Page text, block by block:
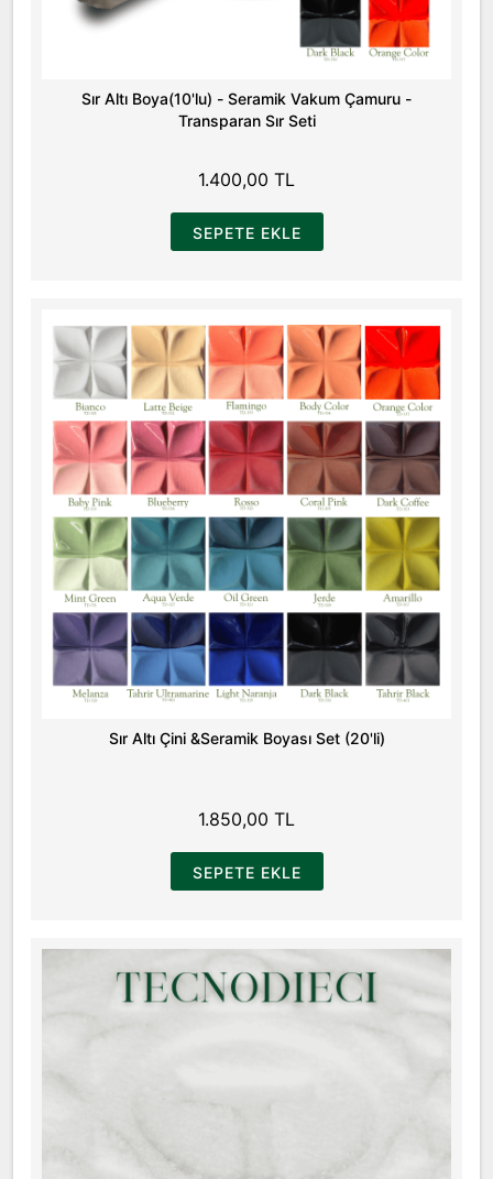
Sır Altı Boya(10'lu) - Seramik Vakum Çamuru -
Transparan Sır Seti
1.400,00 TL
SEPETE EKLE
Sır Altı Çini &Seramik Boyası Set (20'li)
1.850,00 TL
SEPETE EKLE